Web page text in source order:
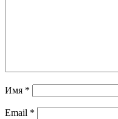
Имя *
Email *